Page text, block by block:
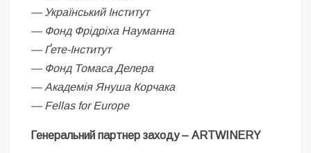
— Український Інститут
— Фонд Фрідріха Науманна
— Ґете-Інститут
— Фонд Томаса Делера
— Академія Януша Корчака
— Fellas for Europe
Генеральний партнер заходу – ARTWINERY